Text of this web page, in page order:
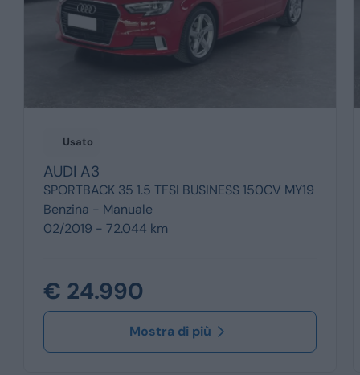
Usato
AUDI A3
SPORTBACK 35 1.5 TFSI BUSINESS 150CV MY19
Benzina - Manuale
02/2019 - 72.044 km
€ 24.990
Mostra di più